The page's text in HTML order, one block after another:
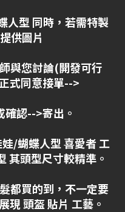
人型 同時，若需特製
供圖片
與您討論(開發可行
式同意接單-->
認-->寄出。
/蝴蝶人型 喜愛者 工
其頭型尺寸較精準。
都買的到，不一定要
現 頭盔 貼片 工藝。